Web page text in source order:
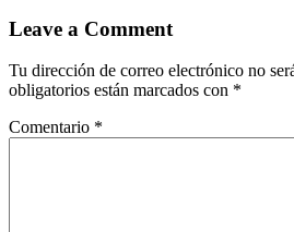
Leave a Comment
Tu dirección de correo electrónico no
obligatorios están marcados con *
Comentario *